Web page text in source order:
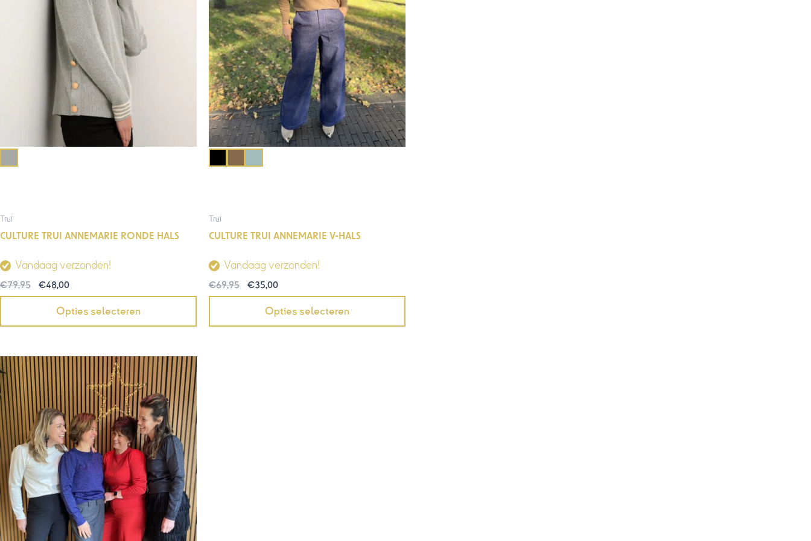
Trui
CULTURE TRUI ANNEMARIE RONDE HALS
Vandaag verzonden!
€79,95 €48,00
Opties selecteren
Trui
CULTURE TRUI ANNEMARIE V-HALS
Vandaag verzonden!
€69,95 €35,00
Opties selecteren
Prijsklasse:
€39,95
€59,95